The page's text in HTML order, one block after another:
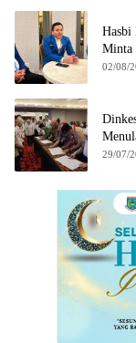
Hasbi
Minta
02/08/
29/07/